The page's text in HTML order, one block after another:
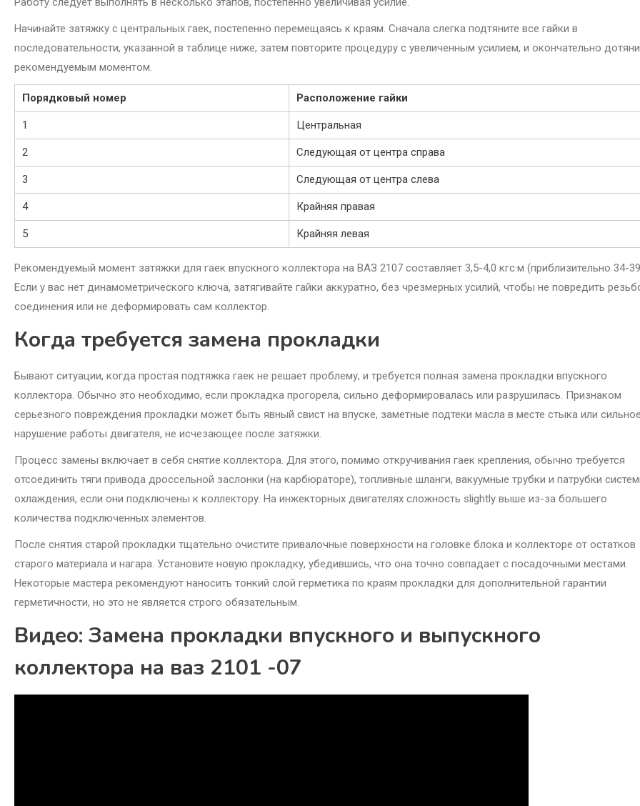
Начинайте затяжку с центральных гаек, постепенно перемещаясь к краям. Сначала слегка подтяните все гайки в
последовательности, указанной в таблице ниже, затем повторите процедуру с увеличенным усилием, и окончательно
рекомендуемым моментом.
Порядковый номер Расположение гайки
1 Центральная
2 Следующая от центра справа
3 Следующая от центра слева
4 Крайняя правая
5 Крайняя левая
Рекомендуемый момент затяжки для гаек впускного коллектора на ВАЗ 2107 составляет 3,5-4,0 кгс·м (приблизительно 34-
Если у вас нет динамометрического ключа, затягивайте гайки аккуратно, без чрезмерных усилий, чтобы не повредить
соединения или не деформировать сам коллектор.
Когда требуется замена прокладки
Бывают ситуации, когда простая подтяжка гаек не решает проблему, и требуется полная замена прокладки впускного
коллектора. Обычно это необходимо, если прокладка прогорела, сильно деформировалась или разрушилась. Признаком
серьезного повреждения прокладки может быть явный свист на впуске, заметные подтеки масла в месте стыка или сильное
нарушение работы двигателя, не исчезающее после затяжки.
Процесс замены включает в себя снятие коллектора. Для этого, помимо откручивания гаек крепления, обычно требуется
отсоединить тяги привода дроссельной заслонки (на карбюраторе), топливные шланги, вакуумные трубки и патрубки
охлаждения, если они подключены к коллектору. На инжекторных двигателях сложность slightly выше из-за большего
количества подключенных элементов.
После снятия старой прокладки тщательно очистите привалочные поверхности на головке блока и коллекторе от остатков
старого материала и нагара. Установите новую прокладку, убедившись, что она точно совпадает с посадочными местами.
Некоторые мастера рекомендуют наносить тонкий слой герметика по краям прокладки для дополнительной гарантии
герметичности, но это не является строго обязательным.
Видео: Замена прокладки впускного и выпускного
коллектора на ваз 2101 -07